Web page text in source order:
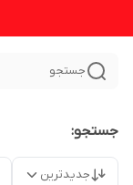
جستجو
جستجو:
جدیدترین